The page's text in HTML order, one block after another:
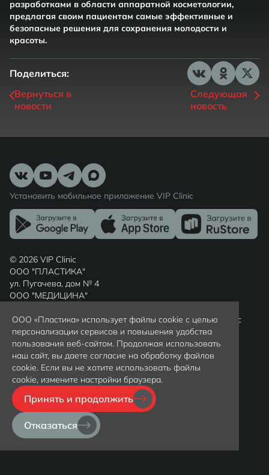
ООО «Пластика» использует файлы cookie с целью
персонализации сервисов и повышения удобства
пользования веб-сайтом. Продолжая использовать
наш сайт, вы даете согласие на обработку файлов
cookie. Если вы не хотите использовать файлы
cookie, измените настройки браузера.
Принять и продолжить
Отказаться
разработками в области аппаратной косметологии,
предлагая своим пациентам самые эффективные и
безопасные решения для сохранения молодости и
красоты.
Поделиться:
Вернуться в
новости
Следующая
новость
Установить мобильное приложение VIP Clinic
© 2026 VIP Clinic
ООО "ПЛАСТИКА"
ул. Пугачева, дом № 4
ООО "МЕДИЦИНА"
Россия, г. Калининград, Калининградская область, индекс
236022
Вся представленная на сайте информация носит
ознакомительный характер и не является публичной
офертой, определяемой положениями статьи 437(2)
гражданского кодекса РФ. Цены уточняйте у
администраторов клиники по телефону +79097997372
Политика обработки персональных данных
Политика конфиденциальности
Карта сайта
Создание сайта -InterLabs